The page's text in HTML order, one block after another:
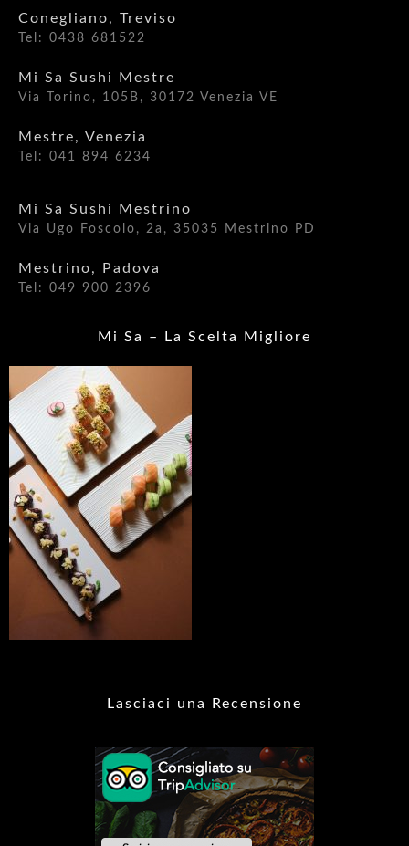
Conegliano, Treviso
Tel: 0438 681522
Mi Sa Sushi Mestre
Via Torino, 105B, 30172 Venezia VE
Mestre, Venezia
Tel: 041 894 6234
Mi Sa Sushi Mestrino
Via Ugo Foscolo, 2a, 35035 Mestrino PD​
Mestrino, Padova
Tel: 049 900 2396
Mi Sa – La Scelta Migliore
Lasciaci una Recensione